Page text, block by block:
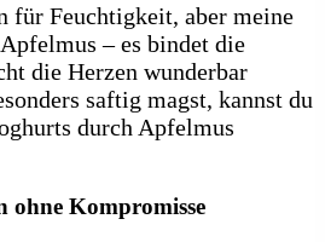
für Feuchtigkeit, aber meine
– es bindet die
die Herzen wunderbar
saftig magst, kannst du
durch Apfelmus
Kompromisse